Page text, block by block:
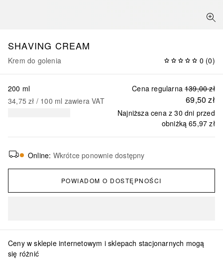
SHAVING CREAM
Krem do golenia 0 (0)
Cena regularna 139,00 zł
69,50 zł
Najniższa cena z 30 dni przed
obniżką 65,97 zł
200 ml
34,75 zł / 100 ml zawiera VAT
Online: Wkrótce ponownie dostępny
POWIADOM O DOSTĘPNOŚCI
Ceny w sklepie internetowym i sklepach stacjonarnych mogą
się różnić